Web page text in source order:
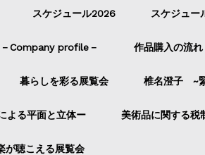
スケジュール2026 スケジュー
Company profile－ 作品購入の流れ
暮らしを彩る展覧会 椎名澄子 ~
る平面と立体ー 美術品に関する税
が聴こえる展覧会